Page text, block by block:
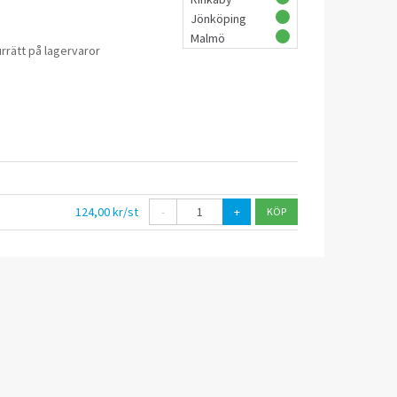
på lagervaror
Jönköping
Malmö
124,00 kr/st - +